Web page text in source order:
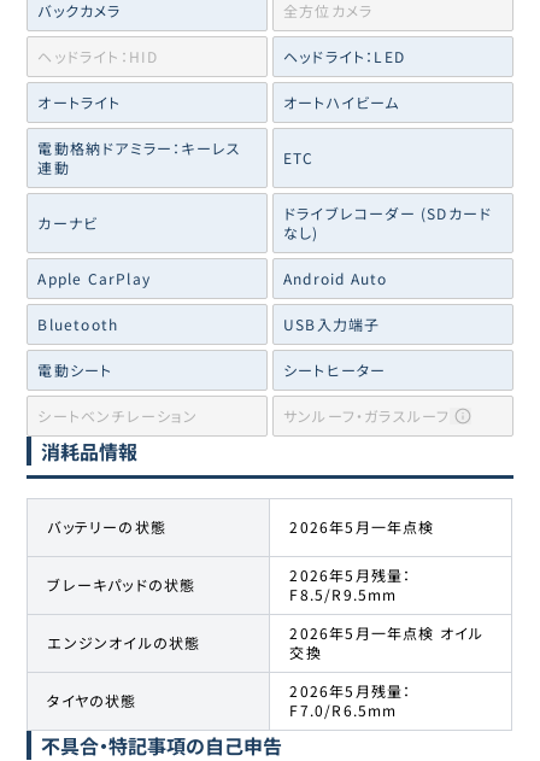
バックカメラ 全方位カメラ
ヘッドライト：HID ヘッドライト：LED
オートライト オートハイビーム
電動格納ドアミラー：キーレス
連動
ETC
カーナビ
ドライブレコーダー (SDカード
なし)
Apple CarPlay Android Auto
Bluetooth USB入力端子
電動シート シートヒーター
シートベンチレーション サンルーフ・ガラスルーフ
消耗品情報
バッテリーの状態 2026年5月一年点検
ブレーキパッドの状態
2026年5月残量：
F8.5/R9.5mm
エンジンオイルの状態
2026年5月一年点検 オイル
交換
タイヤの状態
2026年5月残量：
F7.0/R6.5mm
不具合・特記事項の自己申告